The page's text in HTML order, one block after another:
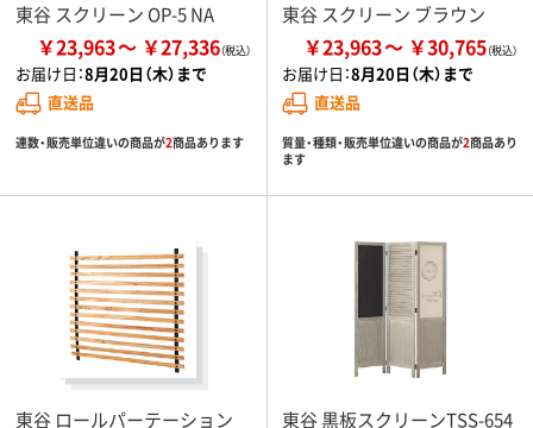
東谷 スクリーン OP-5 NA
￥23,963 ￥27,336
お届け日：8月20日（木）まで
直送品
連数・販売単位違いの商品が2商品あります
東谷 スクリーン ブラウン
￥23,963 ￥30,765
お届け日：8月20日（木）まで
直送品
質量・種類・販売単位違いの商品が2商品あり
ます
東谷 ロールパーテーション
東谷 黒板スクリーンTSS-654